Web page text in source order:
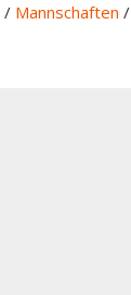
/ Mannschaften /